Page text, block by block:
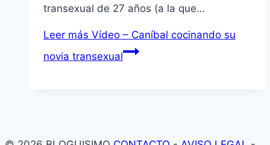
transexual de 27 años (a la que…
Leer más Vídeo – Caníbal cocinando su
novia transexual